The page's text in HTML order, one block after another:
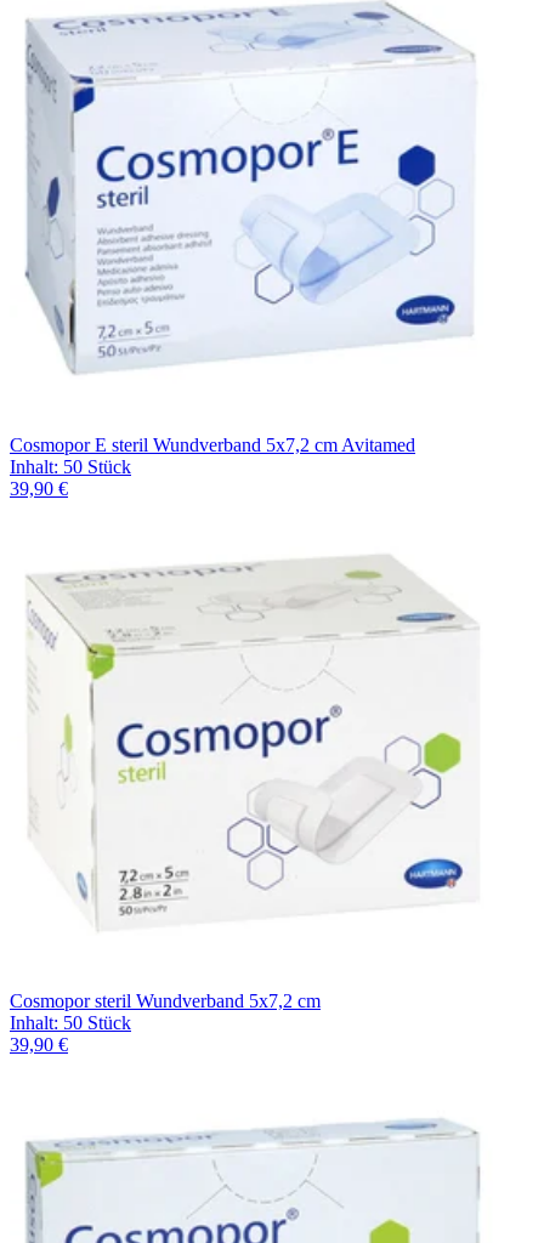
Cosmopor E steril Wundverband 5x7,2 cm Avitamed
Inhalt: 50 Stück
39,90 €
Cosmopor steril Wundverband 5x7,2 cm
Inhalt: 50 Stück
39,90 €